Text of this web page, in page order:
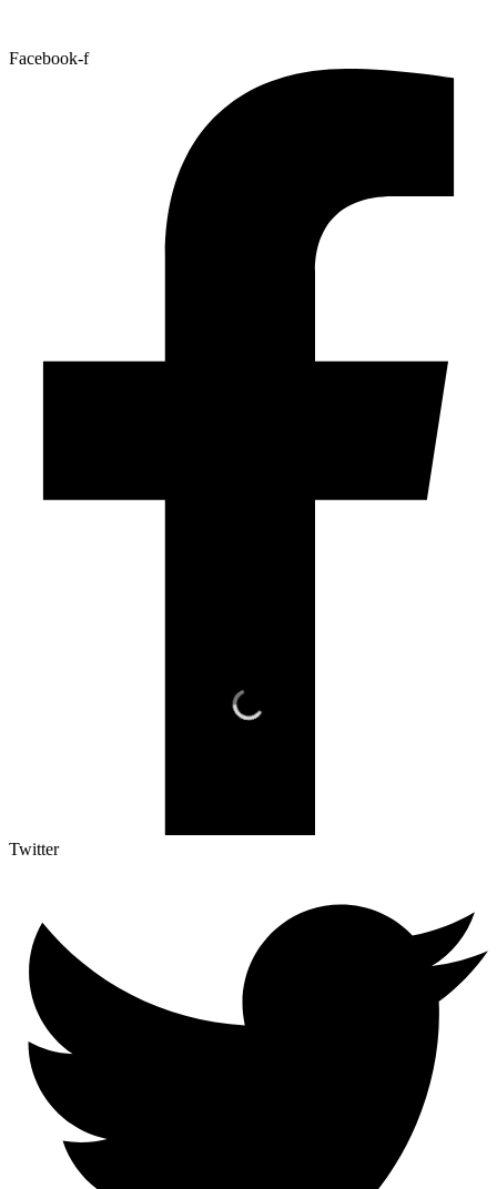
Facebook-f
Twitter